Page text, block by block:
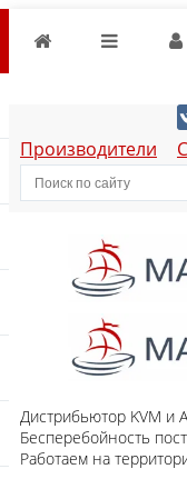
Производители
Дистрибьютор KVM и
Бесперебойность
Работаем на